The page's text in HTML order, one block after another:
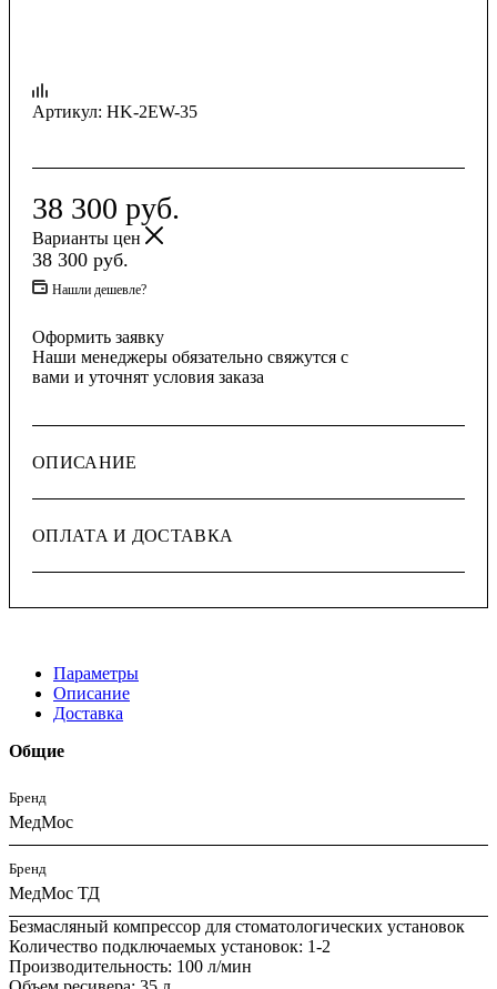
Артикул: HK-2EW-35
38 300 руб.
Варианты цен
38 300 руб.
Нашли дешевле?
Оформить заявку
Наши менеджеры обязательно свяжутся с
вами и уточнят условия заказа
ОПИСАНИЕ
ОПЛАТА И ДОСТАВКА
Параметры
Описание
Доставка
Общие
Бренд
МедМос
Бренд
МедМос ТД
Безмасляный компрессор для стоматологических установок
Количество подключаемых установок: 1-2
Производительность: 100 л/мин